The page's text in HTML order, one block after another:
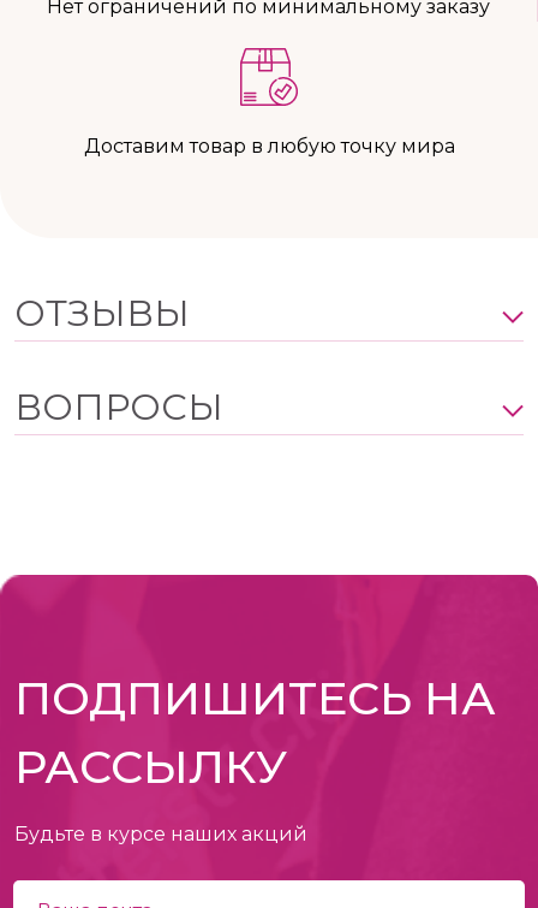
Нет ограничений по минимальному заказу
Доставим товар в любую точку мира
ОТЗЫВЫ
ВОПРОСЫ
ПОДПИШИТЕСЬ НА
РАССЫЛКУ
Будьте в курсе наших акций